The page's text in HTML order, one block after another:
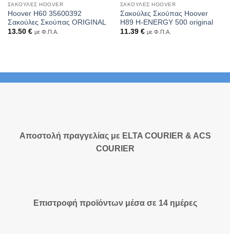
ΣΑΚΟΎΛΕΣ HOOVER
Hoover H60 35600392
Σακούλες Σκούπας ORIGINAL
13.50 € με Φ.Π.Α.
ΣΑΚΟΎΛΕΣ HOOVER
Σακούλες Σκούπας Hoover
H89 H-ENERGY 500 original
11.39 € με Φ.Π.Α.
Αποστολή πραγγελίας με ELTA COURIER & ACS
COURIER
Επιστροφή προϊόντων μέσα σε 14 ημέρες